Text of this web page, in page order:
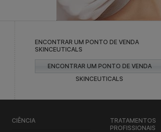
ENCONTRAR UM PONTO DE VENDA
SKINCEUTICALS
ENCONTRAR UM PONTO DE VENDA
SKINCEUTICALS
CIÊNCIA
TRATAMENTOS
PROFISSIONAIS